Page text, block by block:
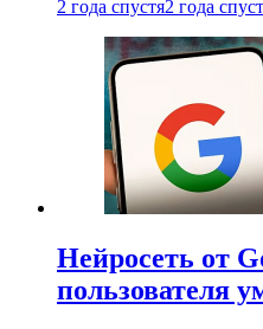
2 года спустя2 года
Нейросеть от
пользователя